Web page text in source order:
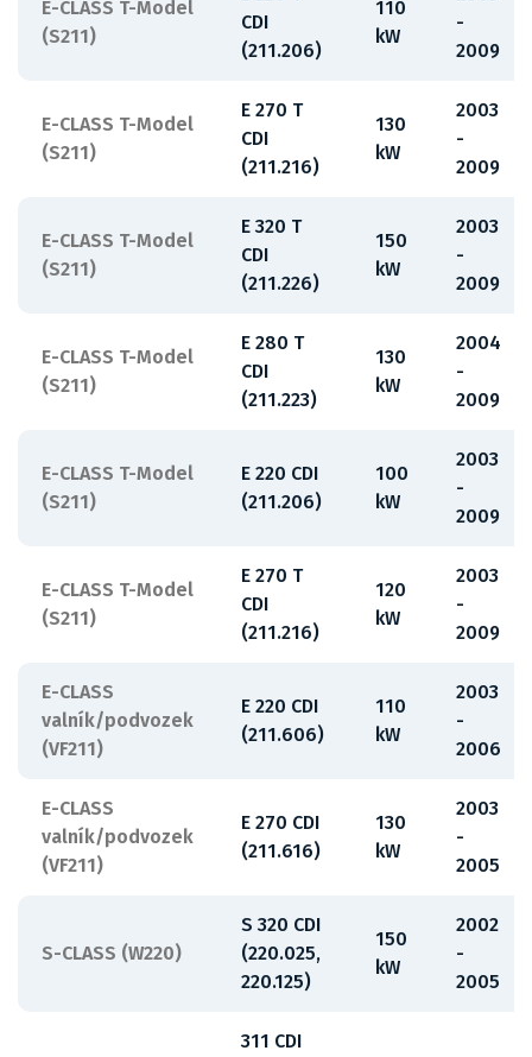
E-CLASS T-Model
(S211)
CDI
(211.206)
110
kW
-
2009
E-CLASS T-Model
(S211)
E 270 T
CDI
(211.216)
130
kW
2003
-
2009
E-CLASS T-Model
(S211)
E 320 T
CDI
(211.226)
150
kW
2003
-
2009
E-CLASS T-Model
(S211)
E 280 T
CDI
(211.223)
130
kW
2004
-
2009
E-CLASS T-Model
(S211)
E 220 CDI
(211.206)
100
kW
2003
-
2009
E-CLASS T-Model
(S211)
E 270 T
CDI
(211.216)
120
kW
2003
-
2009
E-CLASS
valník/podvozek
(VF211)
E 220 CDI
(211.606)
110
kW
2003
-
2006
E-CLASS
valník/podvozek
(VF211)
E 270 CDI
(211.616)
130
kW
2003
-
2005
S-CLASS (W220)
S 320 CDI
(220.025,
220.125)
150
kW
2002
-
2005
311 CDI